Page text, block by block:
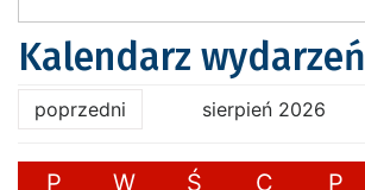
Kalendarz wydarzeń
poprzedni sierpień 2026
P W Ś C P